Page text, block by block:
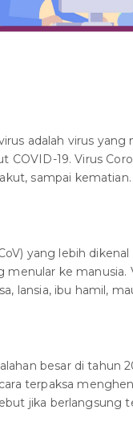
adalah virus
COVID-19. Virus
sampai kematian.
yang lebih
menular ke manusia.
lansia, ibu hamil,
besar di tahun
terpaksa
jika berlangsung